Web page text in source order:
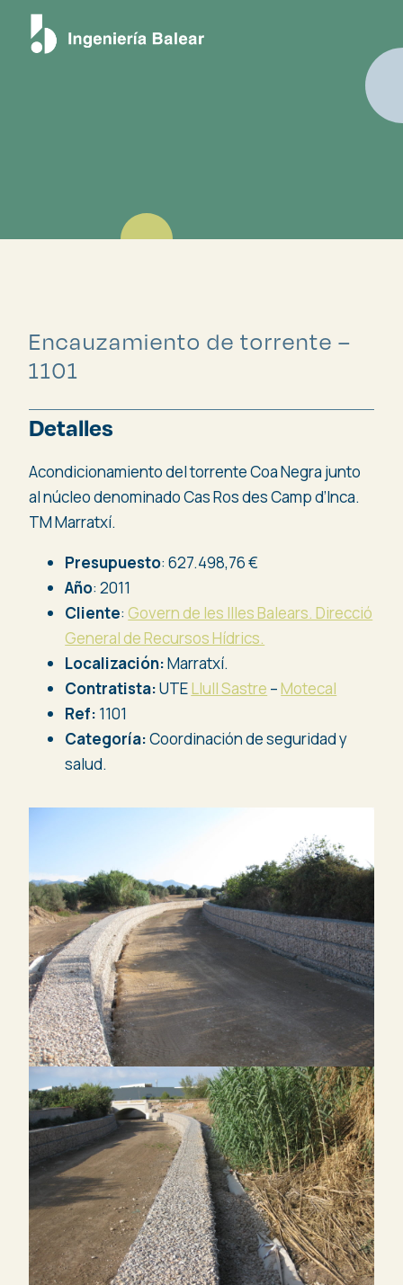
Encauzamiento de torrente –
1101
Detalles
Acondicionamiento del torrente Coa Negra junto
al núcleo denominado Cas Ros des Camp d’Inca.
TM Marratxí.
Presupuesto: 627.498,76 €
Año: 2011
Cliente:Govern de les Illes Balears. Direcció
General de Recursos Hídrics.
Localización:Marratxí.
Contratista:UTELlull Sastre –Motecal
Ref: 1101
Categoría:Coordinación de seguridad y
salud.